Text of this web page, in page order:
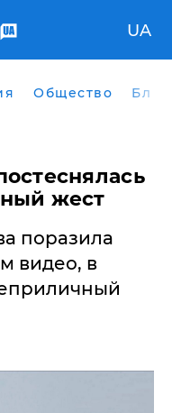
UA
Общество
жест
поразила
видео, в